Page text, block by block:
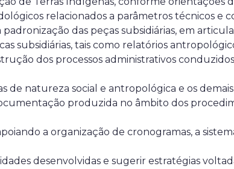
relacionados a parâmetros técnicos e
das peças subsidiárias, em
subsidiárias, tais como relatórios
dos processos administrativos
de natureza social e antropológica e os
produzida no âmbito dos
a organização de cronogramas, a
desenvolvidas e sugerir estratégias